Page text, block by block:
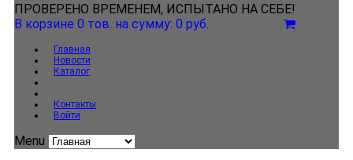
ПРОВЕРЕНО ВРЕМЕНЕМ, ИСПЫТАНО НА СЕБЕ!
В корзине 0 тов. на сумму: 0 руб.
Главная
Новости
Каталог
Контакты
Войти
Menu